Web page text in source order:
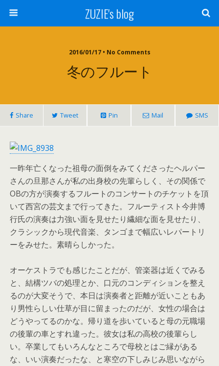
ZUZIE's blog
2016/01/17 • No Comments
冬のフルート
Share Tweet Pin Mail SMS
一昨年亡くなった祖母の面倒をみてくださったヘルパー
さんの旦那さんが私の出身校の先輩らしく、その関係で
OBの方が演奏するフルートのコンサートのチケットを頂
いて西宮の芸文まで行ってきた。フルーティスト今井博
行氏の演奏は力強い面を見せたり繊細な面を見せたり、
クラシックから現代音楽、タンゴまで幅広いレパートリ
ーをみせた。素晴らしかった。
オーケストラでも感じたことだが、管楽器は近くでみる
と、結構ツバの処理とか、口元のコンディションを整え
るのが大変そうで、本日は演奏者と距離が近いこともあ
り男性らしい仕草が目に留まったのだが、女性の場合は
どうやってるのかな。帰り道を歩いていると母の元職場
の後輩の車とすれ違った。彼女は私の高校の後輩らし
い。卒業してもいろんなところで母校とはご縁がある
な、いい演奏だったな、と寒空の下しみじみ思いながら